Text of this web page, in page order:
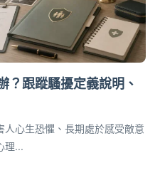
？跟蹤騷擾定義說明、
心生恐懼、長期處於感受敵意
理...